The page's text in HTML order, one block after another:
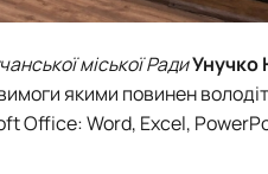
міської РадиУнучко
якими повинен
Office: Word, Excel,